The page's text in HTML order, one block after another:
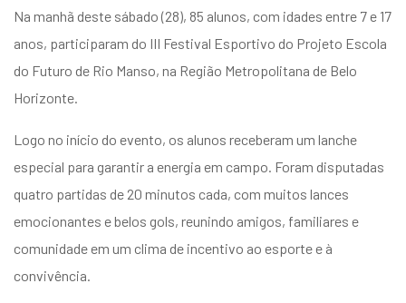
Na manhã deste sábado (28), 85 alunos, com idades entre 7 e 17
anos, participaram do III Festival Esportivo do Projeto Escola
do Futuro de Rio Manso, na Região Metropolitana de Belo
Horizonte.
Logo no início do evento, os alunos receberam um lanche
especial para garantir a energia em campo. Foram disputadas
quatro partidas de 20 minutos cada, com muitos lances
emocionantes e belos gols, reunindo amigos, familiares e
comunidade em um clima de incentivo ao esporte e à
convivência.